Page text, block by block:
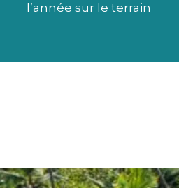
l’année sur le terrain